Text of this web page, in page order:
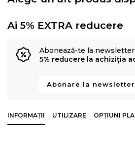
Ai 5% EXTRA reducere
Abonează-te la
5% reducere la achiziția
Abonare la newsletter
INFORMAȚII UTILIZARE OPȚIUNI